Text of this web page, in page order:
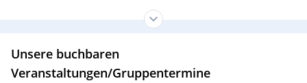
Unsere buchbaren
Veranstaltungen/Gruppentermine